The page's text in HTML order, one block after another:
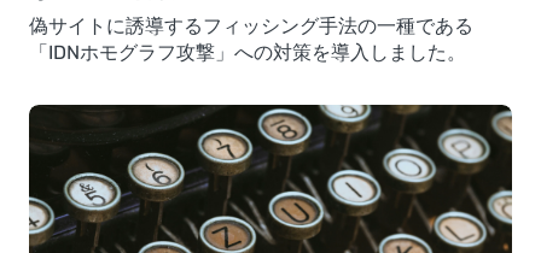
偽サイトに誘導するフィッシング手法の一種である
「IDNホモグラフ攻撃」への対策を導入しました。